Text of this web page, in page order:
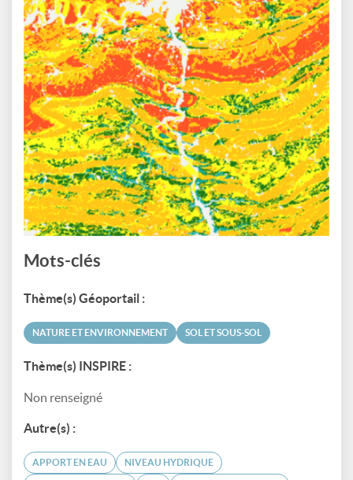
Mots-clés
Thème(s) Géoportail :
NATURE ET ENVIRONNEMENT SOL ET SOUS-SOL
Thème(s) INSPIRE :
Non renseigné
Autre(s) :
APPORT EN EAU NIVEAU HYDRIQUE